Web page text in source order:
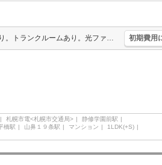
エアコン付き。インターネット無料。宅配ボックスあり。トランクルームあり。光ファイバー対応。家具・家電付。シャンドレ。シャワー付独立洗面台。エレベーターあり。TVモニターホン有。 初期費用
札幌市電<札幌市交通局>
静修学園前駅
橋駅 山鼻１９条駅 マンション
1LDK(+S)